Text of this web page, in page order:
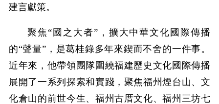
建言獻策。
聚焦“國之大者”，擴大中華文化國際傳播
的“聲量”，是葛桂錄多年來鍥而不舍的一件事。
近年來，他帶領團隊圍繞福建歷史文化國際傳播
展開了一系列探索和實踐，聚焦福州煙台山、文
化倉山的前世今生、福州古厝文化、福州三坊七